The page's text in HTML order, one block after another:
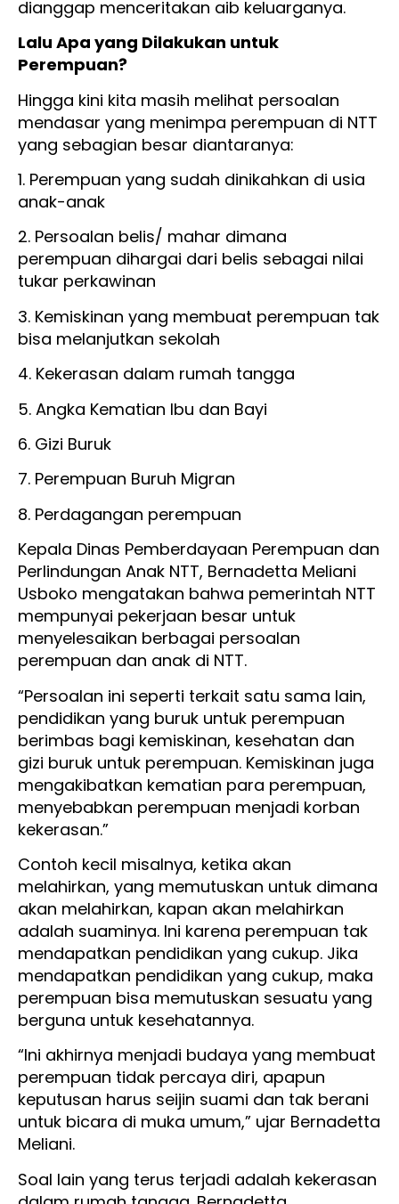
dianggap menceritakan aib keluarganya.
Lalu Apa yang Dilakukan untuk
Perempuan?
Hingga kini kita masih melihat persoalan
mendasar yang menimpa perempuan di NTT
yang sebagian besar diantaranya:
1. Perempuan yang sudah dinikahkan di usia
anak-anak
2. Persoalan belis/ mahar dimana
perempuan dihargai dari belis sebagai nilai
tukar perkawinan
3. Kemiskinan yang membuat perempuan tak
bisa melanjutkan sekolah
4. Kekerasan dalam rumah tangga
5. Angka Kematian Ibu dan Bayi
6. Gizi Buruk
7. Perempuan Buruh Migran
8. Perdagangan perempuan
Kepala Dinas Pemberdayaan Perempuan dan
Perlindungan Anak NTT, Bernadetta Meliani
Usboko mengatakan bahwa pemerintah NTT
mempunyai pekerjaan besar untuk
menyelesaikan berbagai persoalan
perempuan dan anak di NTT.
“Persoalan ini seperti terkait satu sama lain,
pendidikan yang buruk untuk perempuan
berimbas bagi kemiskinan, kesehatan dan
gizi buruk untuk perempuan. Kemiskinan juga
mengakibatkan kematian para perempuan,
menyebabkan perempuan menjadi korban
kekerasan.”
Contoh kecil misalnya, ketika akan
melahirkan, yang memutuskan untuk dimana
akan melahirkan, kapan akan melahirkan
adalah suaminya. Ini karena perempuan tak
mendapatkan pendidikan yang cukup. Jika
mendapatkan pendidikan yang cukup, maka
perempuan bisa memutuskan sesuatu yang
berguna untuk kesehatannya.
“Ini akhirnya menjadi budaya yang membuat
perempuan tidak percaya diri, apapun
keputusan harus seijin suami dan tak berani
untuk bicara di muka umum,” ujar Bernadetta
Meliani.
Soal lain yang terus terjadi adalah kekerasan